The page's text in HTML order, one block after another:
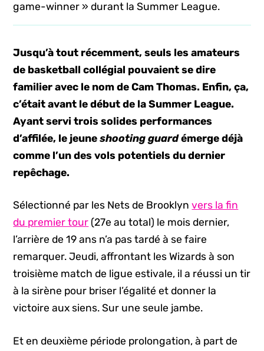
game-winner » durant la Summer League.
Jusqu’à tout récemment, seuls les amateurs
de basketball collégial pouvaient se dire
familier avec le nom de Cam Thomas. Enfin, ça,
c’était avant le début de la Summer League.
Ayant servi trois solides performances
d’affilée, le jeuneshooting guardémerge déjà
comme l’un des vols potentiels du dernier
repêchage.
Sélectionné par les Nets de Brooklynvers la fin
du premier tour (27e au total) le mois dernier,
l’arrière de 19 ans n’a pas tardé à se faire
remarquer. Jeudi, affrontant les Wizards à son
troisième match de ligue estivale, il a réussi un tir
à la sirène pour briser l’égalité et donner la
victoire aux siens. Sur une seule jambe.
Et en deuxième période prolongation, à part de